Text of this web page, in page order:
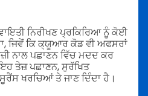
ਨਿਰੀਖਣ ਪ੍ਰਕਿਰਿਆ ਨੂੰ ਕੋਈ
ਜਿਵੇਂ ਕਿ ਕ੍ਯੂਆਰ ਕੋਡ ਵੀ ਅਫਸਰਾਂ
ਨਾਲ ਪਛਾਣਨ ਵਿੱਚ ਮਦਦ ਕਰ
ਤੇਜ਼ ਪਛਾਣਨ, ਸੁਰੱਖਿਤ
ਖਰਚਿਆਂ ਤੇ ਜਾਣ ਦਿੰਦਾ ਹੈ।